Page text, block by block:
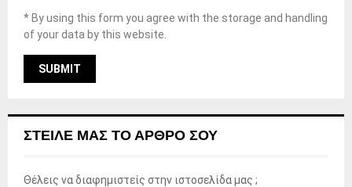
* By using this form you agree with the storage and handling
of your data by this website.
ΣΤΕΊΛΕ ΜΑΣ ΤΟ ΆΡΘΡΟ ΣΟΥ
Θέλεις να διαφημιστείς στην ιστοσελίδα μας ;